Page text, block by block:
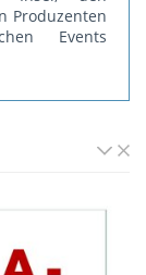
Produzenten
Events